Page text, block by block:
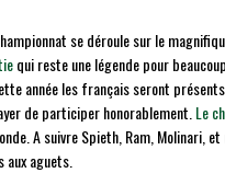
se déroule sur le
qui reste une légende pour
année les français seront
de participer honorablement. Le
A suivre Spieth, Ram, Molinari,
aux aguets.